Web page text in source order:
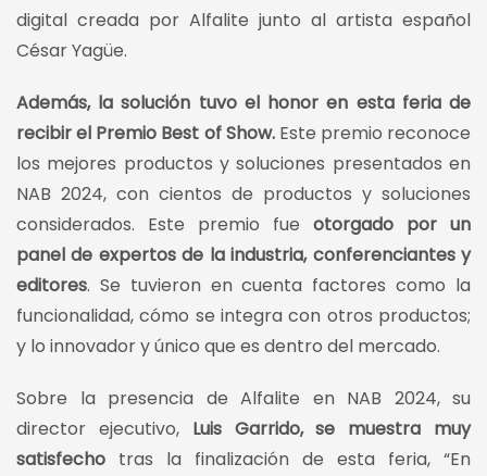
digital creada por Alfalite junto al artista español
César Yagüe.
Además, la solución tuvo el honor en esta feria de
recibir el Premio Best of Show.Este premio reconoce
los mejores productos y soluciones presentados en
NAB 2024, con cientos de productos y soluciones
considerados. Este premio fue otorgado por un
panel de expertos de la industria, conferenciantes y
editores. Se tuvieron en cuenta factores como la
funcionalidad, cómo se integra con otros productos;
y lo innovador y único que es dentro del mercado.
Sobre la presencia de Alfalite en NAB 2024, su
director ejecutivo, Luis Garrido, se muestra muy
satisfecho tras la finalización de esta feria, “En